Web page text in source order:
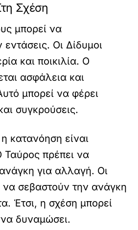
Σχέση
μπορεί να
Οι Δίδυμοι
και ποικιλία. Ο
ασφάλεια και
μπορεί να φέρει
συγκρούσεις.
κατανόηση είναι
Ταύρος πρέπει να
για αλλαγή. Οι
να σεβαστούν την ανάγκη
Έτσι, η σχέση μπορεί
να δυναμώσει.